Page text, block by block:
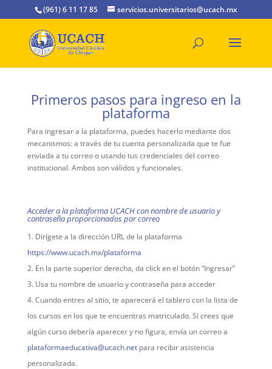
(961) 6 11 17 85 servicios.universitarios@ucach.mx
Primeros pasos para ingreso en la
plataforma
Para ingresar a la plataforma, puedes hacerlomediante dos
mecanismos:a través de tucuenta personalizada que te fue
enviada a tu correoo usando tus credenciales del correo
institucional. Ambos son válidos y funcionales.
Acceder a la plataforma UCACH con nombre de usuario y
contraseña proporcionados por correo
Dirígete a la dirección URL de la plataforma
https://www.ucach.mx/plataforma
En la parte superior derecha, da click en el botón “Ingresar”
Usa tu nombre de usuario y contraseña para acceder
Cuando entres al sitio, te aparecerá el tablero con la lista de
los cursos en los que te encuentras matriculado. Si crees que
algún curso debería aparecer y no figura, envía un correo a
plataformaeducativa@ucach.netpara recibir asistencia
personalizada.